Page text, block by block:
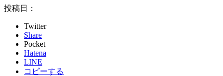
投稿日：
Twitter
Share
Pocket
Hatena
LINE
コピーする